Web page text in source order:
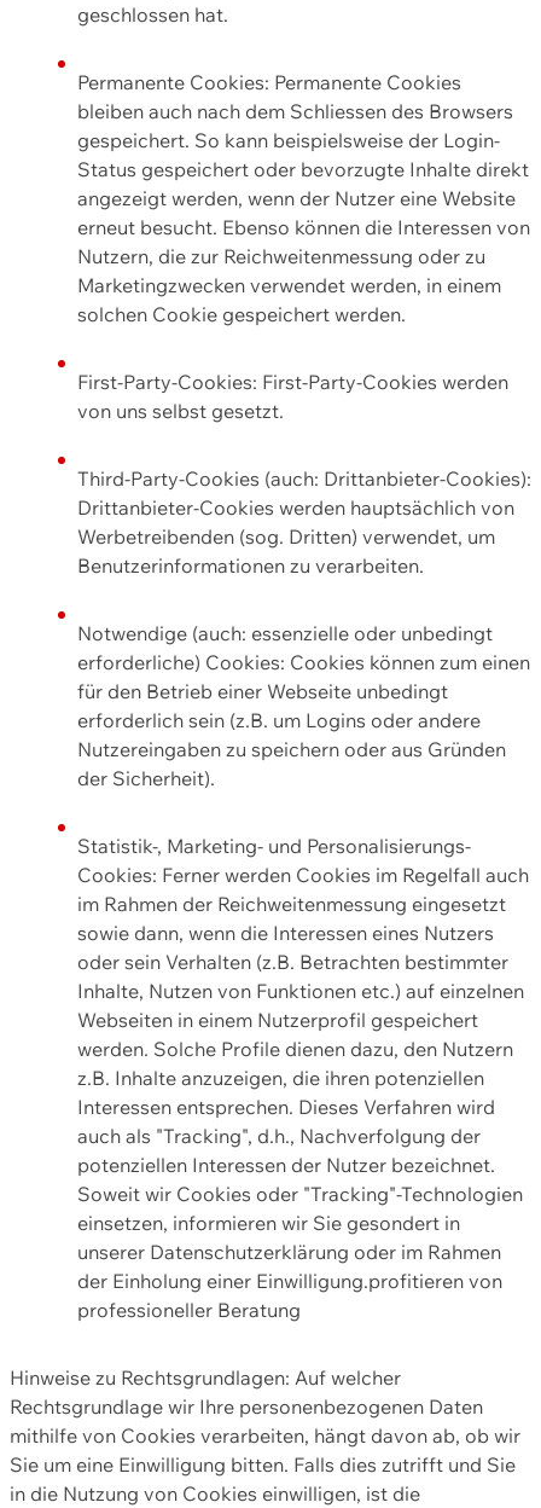
geschlossen hat.
Permanente Cookies: Permanente Cookies
bleiben auch nach dem Schliessen des Browsers
gespeichert. So kann beispielsweise der Login-
Status gespeichert oder bevorzugte Inhalte direkt
angezeigt werden, wenn der Nutzer eine Website
erneut besucht. Ebenso können die Interessen von
Nutzern, die zur Reichweitenmessung oder zu
Marketingzwecken verwendet werden, in einem
solchen Cookie gespeichert werden.
First-Party-Cookies: First-Party-Cookies werden
von uns selbst gesetzt.
Third-Party-Cookies (auch: Drittanbieter-Cookies):
Drittanbieter-Cookies werden hauptsächlich von
Werbetreibenden (sog. Dritten) verwendet, um
Benutzerinformationen zu verarbeiten.
Notwendige (auch: essenzielle oder unbedingt
erforderliche) Cookies: Cookies können zum einen
für den Betrieb einer Webseite unbedingt
erforderlich sein (z.B. um Logins oder andere
Nutzereingaben zu speichern oder aus Gründen
der Sicherheit).
Statistik-, Marketing- und Personalisierungs-
Cookies: Ferner werden Cookies im Regelfall auch
im Rahmen der Reichweitenmessung eingesetzt
sowie dann, wenn die Interessen eines Nutzers
oder sein Verhalten (z.B. Betrachten bestimmter
Inhalte, Nutzen von Funktionen etc.) auf einzelnen
Webseiten in einem Nutzerprofil gespeichert
werden. Solche Profile dienen dazu, den Nutzern
z.B. Inhalte anzuzeigen, die ihren potenziellen
Interessen entsprechen. Dieses Verfahren wird
auch als "Tracking", d.h., Nachverfolgung der
potenziellen Interessen der Nutzer bezeichnet.
Soweit wir Cookies oder "Tracking"-Technologien
einsetzen, informieren wir Sie gesondert in
unserer Datenschutzerklärung oder im Rahmen
der Einholung einer Einwilligung.profitieren von
professioneller Beratung
Hinweise zu Rechtsgrundlagen: Auf welcher
Rechtsgrundlage wir Ihre personenbezogenen Daten
mithilfe von Cookies verarbeiten, hängt davon ab, ob wir
Sie um eine Einwilligung bitten. Falls dies zutrifft und Sie
in die Nutzung von Cookies einwilligen, ist die